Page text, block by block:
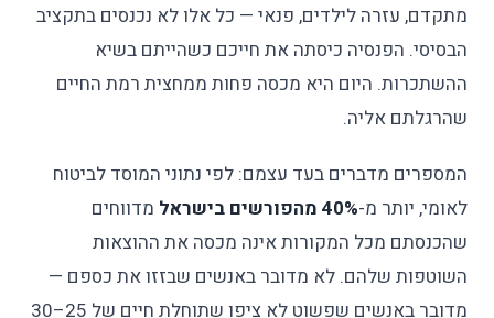
מתקדם, עזרה לילדים, פנאי — כל אלו לא נכנסים בתקציב
הבסיסי. הפנסיה כיסתה את חייכם כשהייתם בשיא
ההשתכרות. היום היא מכסה פחות ממחצית רמת החיים
שהרגלתם אליה.
המספרים מדברים בעד עצמם: לפי נתוני המוסד לביטוח
לאומי, יותר מ-40% מהפורשים בישראל
מדווחים
שהכנסתם מכל המקורות אינה מכסה את ההוצאות
השוטפות שלהם. לא מדובר באנשים שבזזו את כספם —
מדובר באנשים שפשוט לא ציפו שתוחלת חיים של 25–30